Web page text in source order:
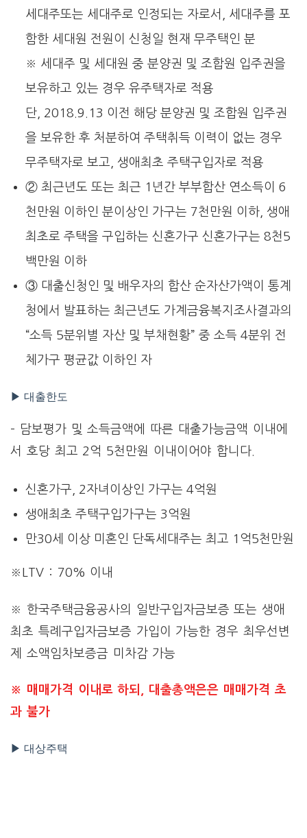
세대주또는 세대주로 인정되는 자로서, 세대주를 포
함한 세대원 전원이 신청일 현재 무주택인 분
※ 세대주 및 세대원 중 분양권 및 조합원 입주권을
보유하고 있는 경우 유주택자로 적용
단, 2018.9.13 이전 해당 분양권 및 조합원 입주권
을 보유한 후 처분하여 주택취득 이력이 없는 경우
무주택자로 보고, 생애최초 주택구입자로 적용
② 최근년도 또는 최근 1년간 부부합산 연소득이 6
천만원 이하인 분이상인 가구는 7천만원 이하, 생애
최초로 주택을 구입하는 신혼가구 신혼가구는 8천5
백만원 이하
③ 대출신청인 및 배우자의 합산 순자산가액이 통계
청에서 발표하는 최근년도 가계금융복지조사결과의
“소득 5분위별 자산 및 부채현황” 중 소득 4분위 전
체가구 평균값 이하인 자
▶ 대출한도
– 담보평가 및 소득금액에 따른 대출가능금액 이내에
서 호당 최고 2억 5천만원 이내이어야 합니다.
신혼가구, 2자녀이상인 가구는 4억원
생애최초 주택구입가구는 3억원
만30세 이상 미혼인 단독세대주는 최고 1억5천만원
※LTV : 70% 이내
※ 한국주택금융공사의 일반구입자금보증 또는 생애
최초 특례구입자금보증 가입이 가능한 경우 최우선변
제 소액임차보증금 미차감 가능
※ 매매가격 이내로 하되, 대출총액은은 매매가격 초
과 불가
▶ 대상주택